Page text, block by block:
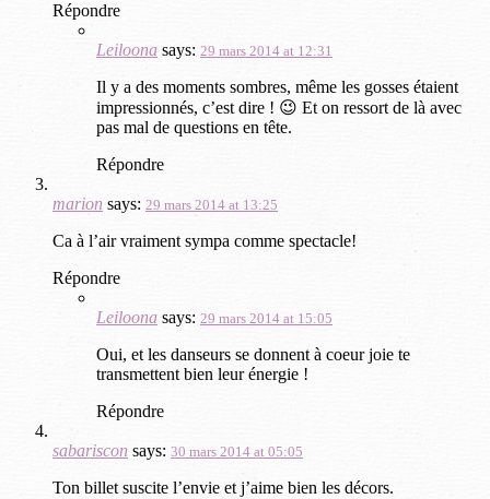
Répondre
Leiloona says: 29 mars 2014 at 12:31
Il y a des moments sombres, même les gosses étaient
impressionnés, c’est dire ! 😉 Et on ressort de là avec
pas mal de questions en tête.
Répondre
marion says: 29 mars 2014 at 13:25
Ca à l’air vraiment sympa comme spectacle!
Répondre
Leiloona says: 29 mars 2014 at 15:05
Oui, et les danseurs se donnent à coeur joie te
transmettent bien leur énergie !
Répondre
sabariscon says: 30 mars 2014 at 05:05
Ton billet suscite l’envie et j’aime bien les décors.